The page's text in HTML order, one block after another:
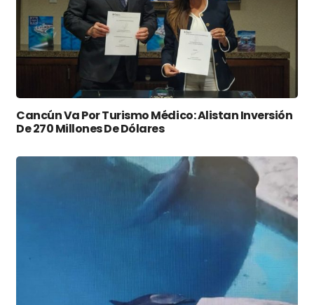
Cancún Va Por Turismo Médico: Alistan Inversión
De 270 Millones De Dólares